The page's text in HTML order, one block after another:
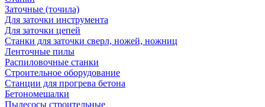
Заточные (точила)
Для заточки инструмента
Для заточки цепей
Станки для заточки сверл, ножей, ножниц
Ленточные пилы
Распиловочные станки
Строительное оборудование
Станции для прогрева бетона
Бетономешалки
Пылесосы строительные